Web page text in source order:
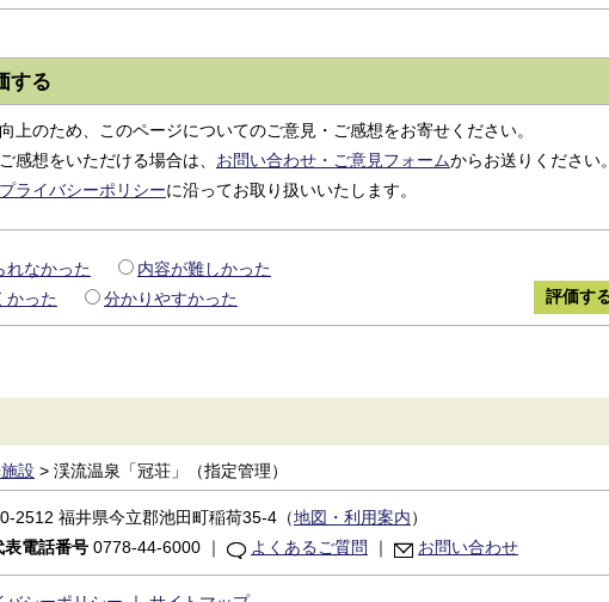
する
上のため、このページについてのご意見・ご感想をお寄せください。
感想をいただける場合は、 お問い合わせ・ご意見フォームからお送りください。
プライバシーポリシーに沿ってお取り扱いいたします。
れなかった
内容が難しかった
かった
分かりやすかった
設 > 渓流温泉「冠荘」（指定管理）
2512 福井県今立郡池田町稲荷35-4 （地図・利用案内）
表電話番号 0778-44-6000 ｜ よくあるご質問 ｜ お問い合わせ